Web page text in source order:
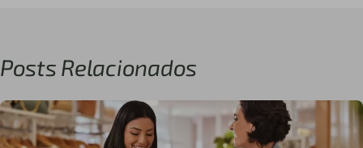
Posts Relacionados